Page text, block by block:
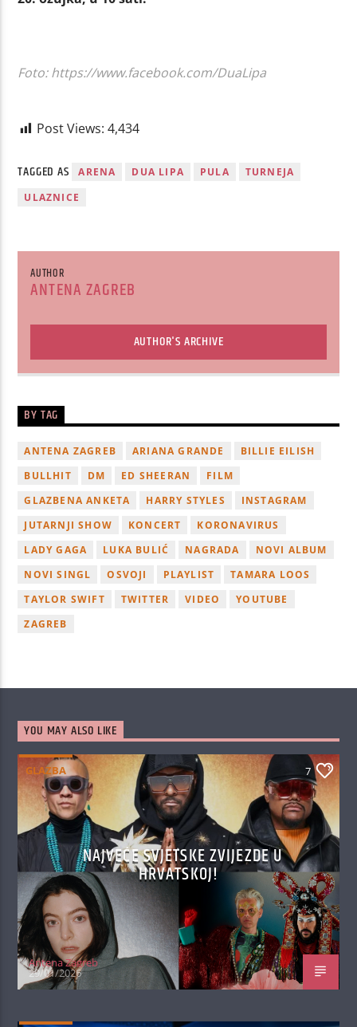
Foto: https://www.facebook.com/DuaLipa
Post Views: 4,434
TAGGED AS ARENA DUA LIPA PULA
TURNEJA
ULAZNICE
AUTHOR
ANTENA ZAGREB
AUTHOR'S ARCHIVE
BY TAG
ANTENA ZAGREB ARIANA GRANDE
BILLIE EILISH
BULLHIT
DM ED SHEERAN
FILM
GLAZBENA ANKETA
HARRY STYLES
INSTAGRAM
JUTARNJI SHOW
KONCERT
KORONAVIRUS
LADY GAGA
LUKA BULIĆ NAGRADA
NOVI ALBUM
NOVI SINGL
OSVOJI PLAYLIST
TAMARA LOOS
TAYLOR SWIFT
TWITTER VIDEO
YOUTUBE
ZAGREB
YOU MAY ALSO LIKE
GLAZBA 7
NAJVEĆE SVJETSKE ZVIJEZDE U
HRVATSKOJ!
Antena Zagreb
29/01/2026